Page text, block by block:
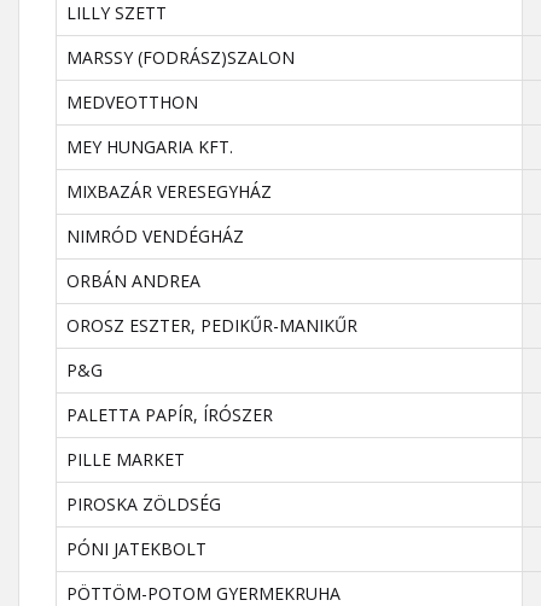
LILLY SZETT
MARSSY (FODRÁSZ)SZALON
MEDVEOTTHON
MEY HUNGARIA KFT.
MIXBAZÁR VERESEGYHÁZ
NIMRÓD VENDÉGHÁZ
ORBÁN ANDREA
OROSZ ESZTER, PEDIKŰR-MANIKŰR
P&G
PALETTA PAPÍR, ÍRÓSZER
PILLE MARKET
PIROSKA ZÖLDSÉG
PÓNI JATEKBOLT
PÖTTÖM-POTOM GYERMEKRUHA